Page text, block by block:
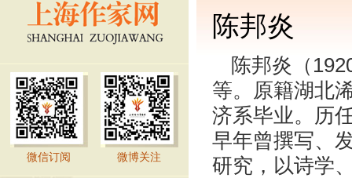
微信订阅 微博关注
陈邦炎
陈邦炎（
等。原籍湖北
济系毕业。历
早年曾撰写、
研究，以诗学